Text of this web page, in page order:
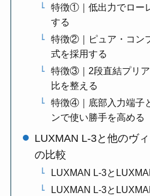
特徴①｜低出力でロー
する
特徴②｜ピュア・コン
式を採用する
特徴③｜2段直結プリ
比を整える
特徴④｜底部入力端子
ンで使い勝手を高める
LUXMAN L-3と他のヴ
の比較
LUXMAN L-3と
LUXMAN L-3と